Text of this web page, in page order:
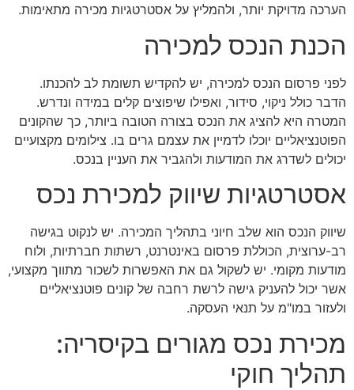
הערכה מדויקת יותר, ולהמליץ על אסטרטגיות מכירה מתאימות.
הכנת הנכס למכירה
לפני פרסום הנכס למכירה, יש להקדיש תשומת לב להכנתו.
הדבר כולל ניקוי, סידור, ואפילו שיפוצים קלים במידה ונדרש.
המטרה היא להציג את הנכס בצורה הטובה ביותר, כך שהקונים
הפוטנציאליים יוכלו לדמיין את עצמם גרים בו. צילומים מקצועיים
יכולים לשדרג את המודעות ולהגביר את העניין בנכס.
אסטרטגיות שיווק למכירת נכס
שיווק הנכס הוא שלב חיוני בתהליך המכירה. יש לנקוט בגישה
רב-ערוצית, הכוללת פרסום באינטרנט, רשתות חברתיות, ולוח
מודעות מקומי. יש לשקול גם את האפשרות לשכור מתווך מקצועי,
אשר יכול להעניק גישה לרשת רחבה של קונים פוטנציאליים
ולעזור במו"מ על תנאי העסקה.
מכירת נכס מגורים בקיסריה:
תהליך חוקי